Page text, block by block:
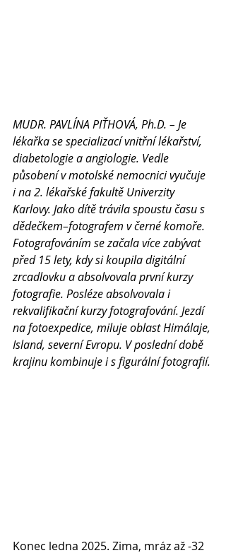
MUDR. PAVLÍNA PIŤHOVÁ, Ph.D. – Je
lékařka se specializací vnitřní lékařství,
diabetologie a angiologie. Vedle
působení v motolské nemocnici vyučuje
i na 2. lékařské fakultě Univerzity
Karlovy. Jako dítě trávila spoustu času s
dědečkem–fotografem v černé komoře.
Fotografováním se začala více zabývat
před 15 lety, kdy si koupila digitální
zrcadlovku a absolvovala první kurzy
fotografie. Posléze absolvovala i
rekvalifikační kurzy fotografování. Jezdí
na fotoexpedice, miluje oblast Himálaje,
Island, severní Evropu. V poslední době
krajinu kombinuje i s figurální fotografií.
Konec ledna 2025. Zima, mráz až -32